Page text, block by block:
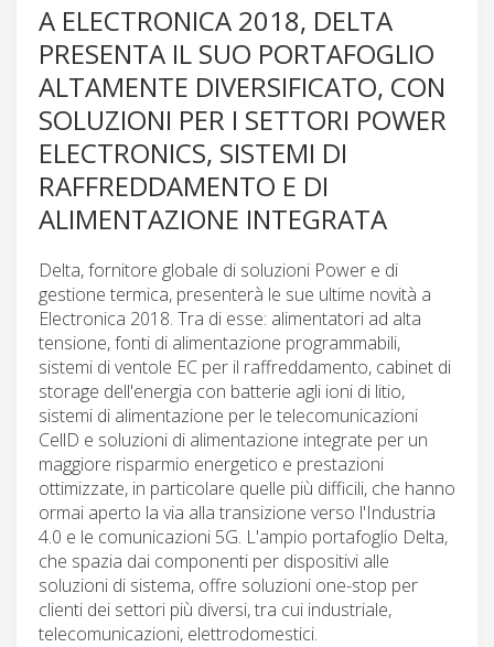
A ELECTRONICA 2018, DELTA
PRESENTA IL SUO PORTAFOGLIO
ALTAMENTE DIVERSIFICATO, CON
SOLUZIONI PER I SETTORI POWER
ELECTRONICS, SISTEMI DI
RAFFREDDAMENTO E DI
ALIMENTAZIONE INTEGRATA
Delta, fornitore globale di soluzioni Power e di
gestione termica, presenterà le sue ultime novità a
Electronica 2018. Tra di esse: alimentatori ad alta
tensione, fonti di alimentazione programmabili,
sistemi di ventole EC per il raffreddamento, cabinet di
storage dell'energia con batterie agli ioni di litio,
sistemi di alimentazione per le telecomunicazioni
CellD e soluzioni di alimentazione integrate per un
maggiore risparmio energetico e prestazioni
ottimizzate, in particolare quelle più difficili, che hanno
ormai aperto la via alla transizione verso l'Industria
4.0 e le comunicazioni 5G. L'ampio portafoglio Delta,
che spazia dai componenti per dispositivi alle
soluzioni di sistema, offre soluzioni one-stop per
clienti dei settori più diversi, tra cui industriale,
telecomunicazioni, elettrodomestici.